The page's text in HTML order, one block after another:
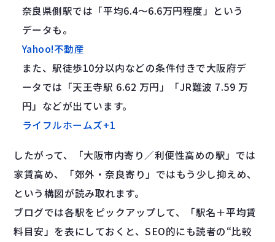
奈良県側駅では「平均6.4〜6.6万円程度」という
データも。
Yahoo!不動産
また、駅徒歩10分以内などの条件付きで大阪府デ
ータでは「天王寺駅 6.62 万円」「JR難波 7.59 万
円」などが出ています。
ライフルホームズ+1
したがって、「大阪市内寄り／利便性高めの駅」では
家賃高め、「郊外・奈良寄り」ではもう少し抑えめ、
という構図が読み取れます。
ブログでは各駅をピックアップして、「駅名＋平均賃
料目安」を表にしておくと、SEO的にも読者の“比較